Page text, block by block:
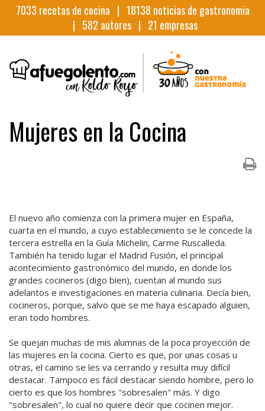
7033 recetas de cocina | 18138 noticias de gastronomia
| 582 autores | 21 empresas
Mujeres en la Cocina
El nuevo año comienza con la primera mujer en España,
cuarta en el mundo, a cuyo establecimiento se le concede la
tercera estrella en la Guía Michelin, Carme Ruscalleda.
También ha tenido lugar el Madrid Fusión, el principal
acontecimiento gastronómico del mundo, en donde los
grandes cocineros (digo bien), cuentan al mundo sus
adelantos e investigaciones en materia culinaria. Decía bien,
cocineros, porque, salvo que se me haya escapado alguien,
eran todo hombres.
Se quejan muchas de mis alumnas de la poca proyección de
las mujeres en la cocina. Cierto es que, por unas cosas u
otras, el camino se les va cerrando y resulta muy difícil
destacar. Tampoco es fácil destacar siendo hombre, pero lo
cierto es que los hombres "sobresalen" más. Y digo
"sobresalen", lo cual no quiere decir que cocinen mejor.